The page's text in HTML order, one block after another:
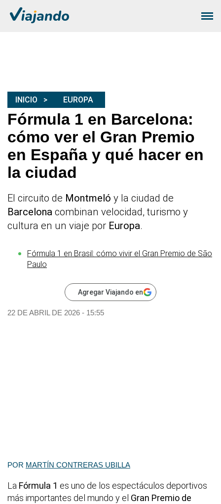
INICIO EUROPA
Fórmula 1 en Barcelona:
cómo ver el Gran Premio
en España y qué hacer en
la ciudad
El circuito de Montmeló y la ciudad de
Barcelona combinan velocidad, turismo y
cultura en un viaje por Europa.
Fórmula 1 en Brasil: cómo vivir el Gran Premio de São
Paulo
Agregar Viajando en
22 DE ABRIL DE 2026 - 15:55
POR MARTÍN CONTRERAS UBILLA
La Fórmula 1 es uno de los espectáculos deportivos
más importantes del mundo y el Gran Premio de